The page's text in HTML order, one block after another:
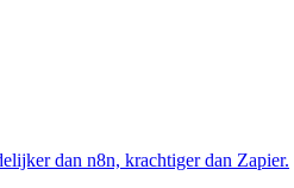
dan n8n, krachtiger dan Zapier.